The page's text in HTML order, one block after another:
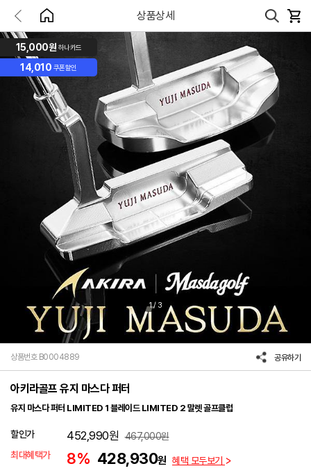
상품상세
15,000원 하나카드
14,010 쿠폰할인
1/ 3
상품번호 B0004889 공유하기
아키라골프 유지 마스다 퍼터
유지 마스다 퍼터 LIMITED 1 블레이드 LIMITED 2 말렛 골프클럽
할인가 452,990원 467,000원
최대혜택가
8% 428,930원 혜택 모두보기